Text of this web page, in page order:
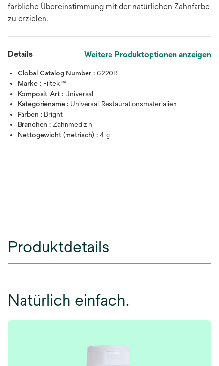
farbliche Übereinstimmung mit der natürlichen Zahnfarbe
zu erzielen.
Details Weitere Produktoptionen anzeigen
Global Catalog Number : 6220B
Marke : Filtek™
Komposit-Art : Universal
Kategoriename : Universal-Restaurationsmaterialien
Farben : Bright
Branchen : Zahnmedizin
Nettogewicht (metrisch) : 4 g
Produktdetails
Natürlich einfach.